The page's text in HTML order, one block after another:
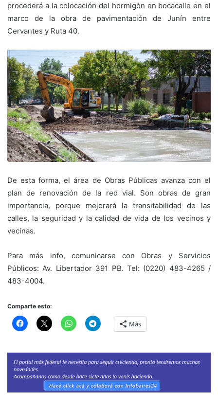
procederá a la colocación del hormigón en bocacalle en el
marco de la obra de pavimentación de Junín entre
Cervantes y Ruta 40.
De esta forma, el área de Obras Públicas avanza con el
plan de renovación de la red vial. Son obras de gran
importancia, porque mejorará la transitabilidad de las
calles, la seguridad y la calidad de vida de los vecinos y
vecinas.
Para más info, comunicarse con Obras y Servicios
Públicos: Av. Libertador 391 PB. Tel: (0220) 483-4265 /
483-4004.
Comparte esto:
Más